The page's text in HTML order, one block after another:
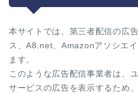
本サイトでは、第三者配信の広
ス、A8.net、Amazonアソシエ
ます。
このような広告配信事業者は、
サービスの広告を表示するため